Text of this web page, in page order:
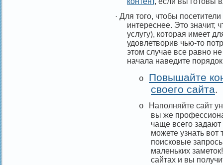
· Для того, чтобы
интереснее. Это значит,
услугу), которая имеет
удовлетворив чью-то
этом случае все равно
начала наведите
o Повышайте
своего сайта.
o
Наполняйте сайт
вы же
чаще всего
можете узнать вот
поисковые
маленьких
сайтах и вы